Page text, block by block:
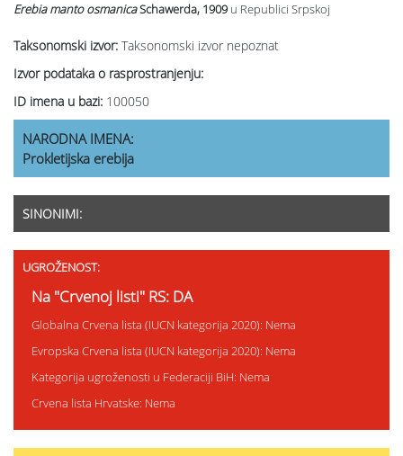
Taksonomski izvor: Taksonomski izvor nepoznat
Izvor podataka o rasprostranjenju:
ID imena u bazi: 100050
Erebia manto osmanicaSchawerda, 1909 u Republici Srpskoj
NARODNA IMENA:
Prokletijska erebija
SINONIMI:
UGROŽENOST:
Na "Crvenoj listi" RS: DA
Globalna Crvena lista (IUCN kategorija 2020): Nema
Evropska Crvena lista (IUCN kategorija 2020): Nema
Kategorija ugroženosti u Federaciji BiH: Nema
Crvena lista Hrvatske: Nema